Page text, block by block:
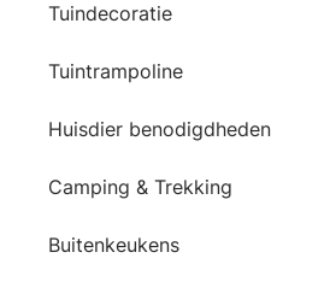
Tuindecoratie
Tuintrampoline
Huisdier benodigdheden
Camping & Trekking
Buitenkeukens